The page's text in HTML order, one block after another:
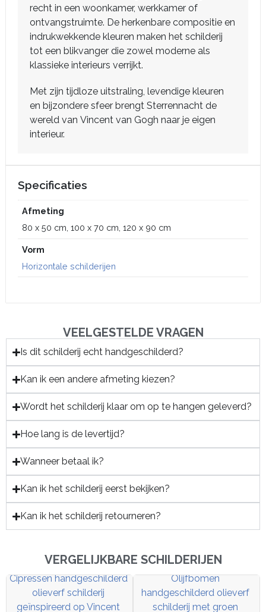
recht in een woonkamer, werkkamer of
ontvangstruimte. De herkenbare compositie en
indrukwekkende kleuren maken het schilderij
tot een blikvanger die zowel moderne als
klassieke interieurs verrijkt.
Met zijn tijdloze uitstraling, levendige kleuren
en bijzondere sfeer brengt Sterrennacht de
wereld van Vincent van Gogh naar je eigen
interieur.
Specificaties
Afmeting
80 x 50 cm, 100 x 70 cm, 120 x 90 cm
Vorm
Horizontale schilderijen
VEELGESTELDE VRAGEN
Is dit schilderij echt handgeschilderd?
Kan ik een andere afmeting kiezen?
Wordt het schilderij klaar om op te hangen geleverd?
Hoe lang is de levertijd?
Wanneer betaal ik?
Kan ik het schilderij eerst bekijken?
Kan ik het schilderij retourneren?
VERGELIJKBARE SCHILDERIJEN